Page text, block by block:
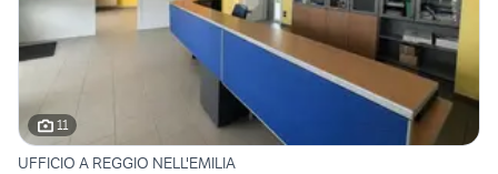
11
UFFICIO A REGGIO NELL'EMILIA